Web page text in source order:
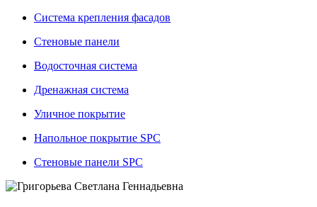
Система крепления фасадов
Стеновые панели
Водосточная система
Дренажная система
Уличное покрытие
Напольное покрытие SPC
Стеновые панели SPC